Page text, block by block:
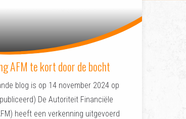
AFM te kort door de bocht
blog is op 14 november 2024 op
De Autoriteit Financiële
heeft een verkenning uitgevoerd